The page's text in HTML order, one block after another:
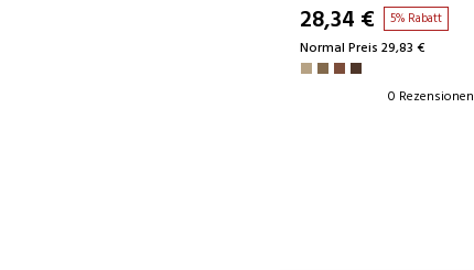
28,34 € 5% Rabatt
Normal Preis 29,83 €
0 Rezensionen